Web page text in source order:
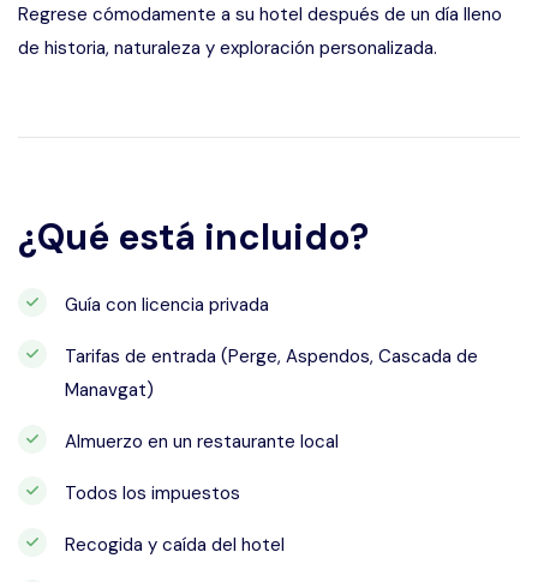
Regrese cómodamente a su hotel después de un día lleno
de historia, naturaleza y exploración personalizada.
¿Qué está incluido?
Guía con licencia privada
Tarifas de entrada (Perge, Aspendos, Cascada de
Manavgat)
Almuerzo en un restaurante local
Todos los impuestos
Recogida y caída del hotel